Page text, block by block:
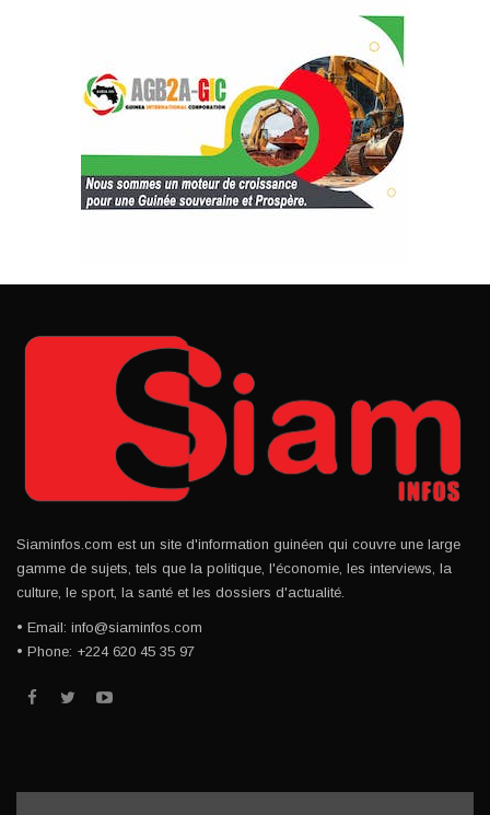
Siaminfos.com est un site d'information guinéen qui couvre une large
gamme de sujets, tels que la politique, l'économie, les interviews, la
culture, le sport, la santé et les dossiers d'actualité.
• Email: info@siaminfos.com
• Phone: +224 620 45 35 97